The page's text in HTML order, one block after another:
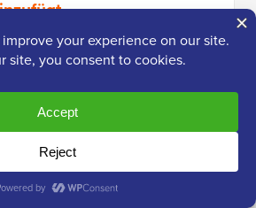
es Ihnen, eine
hinzuzufügen, sodass Sie bei
hinzufügen können. Wenn Sie
breite Kategorie wie „Rezepte“
und „Frühstücke“
Blog wächst.